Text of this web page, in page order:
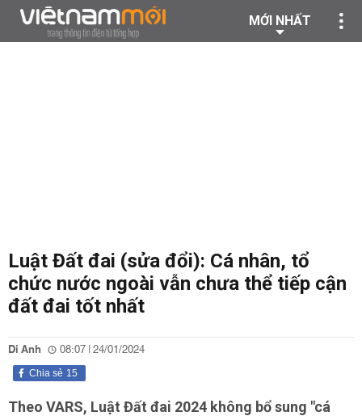
MỚI NHẤT
Luật Đất đai (sửa đổi): Cá nhân, tổ
chức nước ngoài vẫn chưa thể tiếp cận
đất đai tốt nhất
Di Anh 08:07 | 24/01/2024
15
Chia sẻ
Theo VARS, Luật Đất đai 2024 không bổ sung "cá